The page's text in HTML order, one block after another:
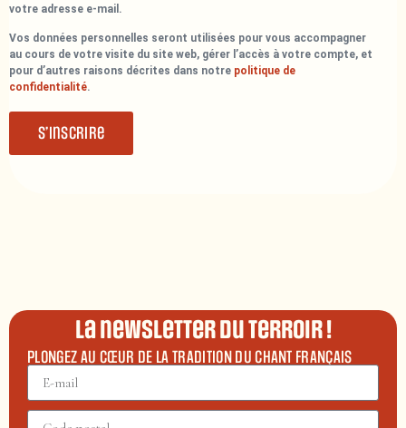
votre adresse e-mail.
Vos données personnelles seront utilisées pour vous accompagner
au cours de votre visite du site web, gérer l’accès à votre compte, et
pour d’autres raisons décrites dans notre politique de
confidentialité.
S’inscrire
La newsletter du terroir !
PLONGEZ AU CŒUR DE LA TRADITION DU CHANT FRANÇAIS